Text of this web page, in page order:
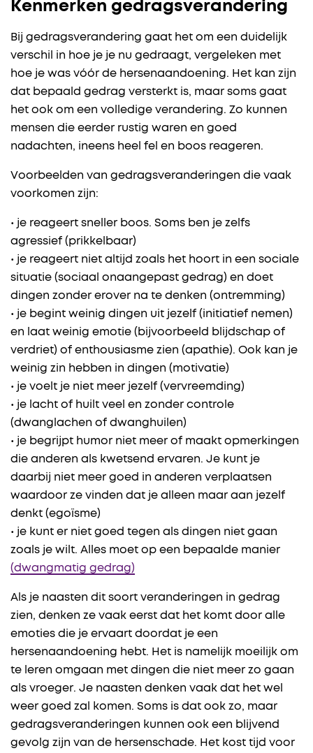
Kenmerken gedragsverandering
Bij gedragsverandering gaat het om een duidelijk
verschil in hoe je je nu gedraagt, vergeleken met
hoe je was vóór de hersenaandoening. Het kan zijn
dat bepaald gedrag versterkt is, maar soms gaat
het ook om een volledige verandering. Zo kunnen
mensen die eerder rustig waren en goed
nadachten, ineens heel fel en boos reageren.
Voorbeelden van gedragsveranderingen die vaak
voorkomen zijn:
• je reageert sneller boos. Soms ben je zelfs
agressief (prikkelbaar)
• je reageert niet altijd zoals het hoort in een sociale
situatie (sociaal onaangepast gedrag) en doet
dingen zonder erover na te denken (ontremming)
• je begint weinig dingen uit jezelf (initiatief nemen)
en laat weinig emotie (bijvoorbeeld blijdschap of
verdriet) of enthousiasme zien (apathie). Ook kan je
weinig zin hebben in dingen (motivatie)
• je voelt je niet meer jezelf (vervreemding)
• je lacht of huilt veel en zonder controle
(dwanglachen of dwanghuilen)
• je begrijpt humor niet meer of maakt opmerkingen
die anderen als kwetsend ervaren. Je kunt je
daarbij niet meer goed in anderen verplaatsen
waardoor ze vinden dat je alleen maar aan jezelf
denkt (egoïsme)
• je kunt er niet goed tegen als dingen niet gaan
zoals je wilt. Alles moet op een bepaalde manier
(dwangmatig gedrag)
Als je naasten dit soort veranderingen in gedrag
zien, denken ze vaak eerst dat het komt door alle
emoties die je ervaart doordat je een
hersenaandoening hebt. Het is namelijk moeilijk om
te leren omgaan met dingen die niet meer zo gaan
als vroeger. Je naasten denken vaak dat het wel
weer goed zal komen. Soms is dat ook zo, maar
gedragsveranderingen kunnen ook een blijvend
gevolg zijn van de hersenschade. Het kost tijd voor